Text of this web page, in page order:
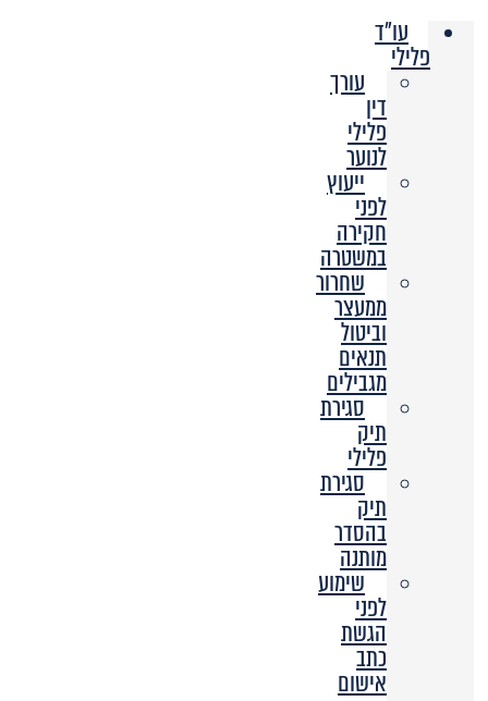
עו"ד
פלילי
עורך
דין
פלילי
לנוער
ייעוץ
לפני
חקירה
במשטרה
שחרור
ממעצר
וביטול
תנאים
מגבילים
סגירת
תיק
פלילי
סגירת
תיק
בהסדר
מותנה
שימוע
לפני
הגשת
כתב
אישום